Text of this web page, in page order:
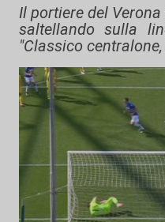
Il portiere del
saltellando sulla
"Classico